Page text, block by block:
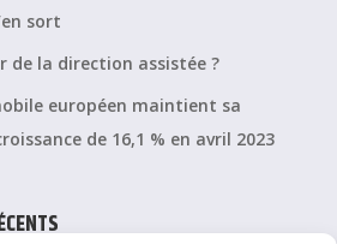
sort
de la direction assistée ?
européen maintient sa
de 16,1 % en avril 2023